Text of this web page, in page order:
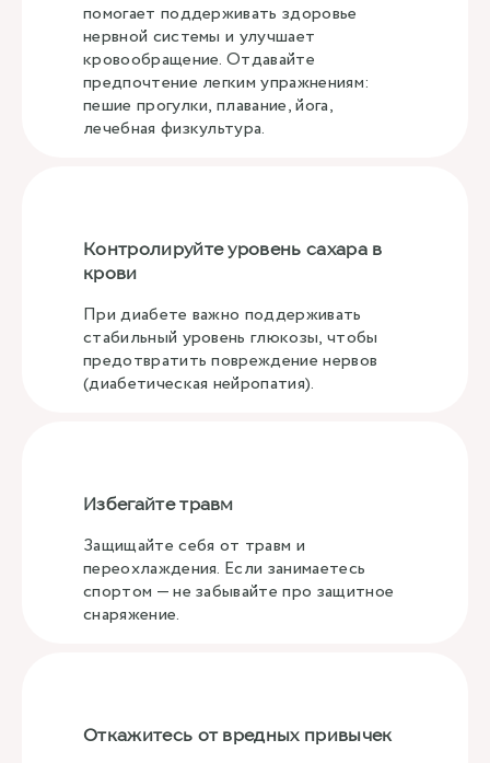
помогает поддерживать здоровье
нервной системы и улучшает
кровообращение. Отдавайте
предпочтение легким упражнениям:
пешие прогулки, плавание, йога,
лечебная физкультура.
Контролируйте уровень сахара в
крови
При диабете важно поддерживать
стабильный уровень глюкозы, чтобы
предотвратить повреждение нервов
(диабетическая нейропатия).
Избегайте травм
Защищайте себя от травм и
переохлаждения. Если занимаетесь
спортом — не забывайте про защитное
снаряжение.
Откажитесь от вредных привычек